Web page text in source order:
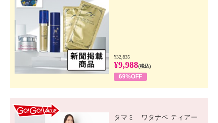
¥32,835
¥9,988(税込)
69%OFF
タマミ ワタナベ ティアー